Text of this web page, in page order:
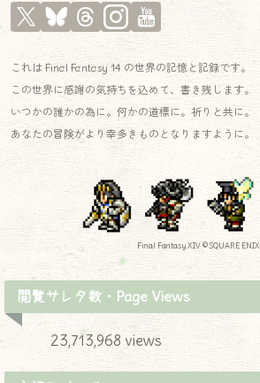
これは Final Fantasy 14 の世界の記憶と記録です。
この世界に感謝の気持ちを込めて、書き残します。
いつかの誰かの為に。何かの道標に。祈りと共に。
あなたの冒険がより幸多きものとなりますように。
Final Fantasy XIV © SQUARE ENIX
閲覧サレタ数・Page Views
23,713,968 views